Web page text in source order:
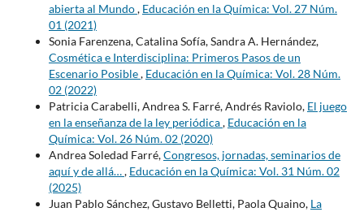
abierta al Mundo, Educación en la Química: Vol. 27 Núm.
01 (2021)
Sonia Farenzena, Catalina Sofía, Sandra A. Hernández,
Cosmética e Interdisciplina: Primeros Pasos de un
Escenario Posible, Educación en la Química: Vol. 28 Núm.
02 (2022)
Patricia Carabelli, Andrea S. Farré, Andrés Raviolo, El juego
en la enseñanza de la ley periódica, Educación en la
Química: Vol. 26 Núm. 02 (2020)
Andrea Soledad Farré,Congresos, jornadas, seminarios de
aquí y de allá…, Educación en la Química: Vol. 31 Núm. 02
(2025)
Juan Pablo Sánchez, Gustavo Belletti, Paola Quaino, La